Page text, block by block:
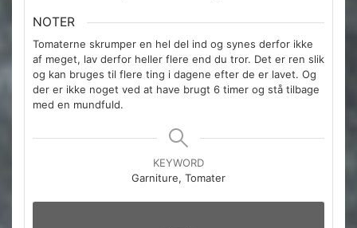
NOTER
Tomaterne skrumper en hel del ind og synes derfor ikke
af meget, lav derfor heller flere end du tror. Det er ren slik
og kan bruges til flere ting i dagene efter de er lavet. Og
der er ikke noget ved at have brugt 6 timer og stå tilbage
med en mundfuld.
KEYWORD
Garniture, Tomater